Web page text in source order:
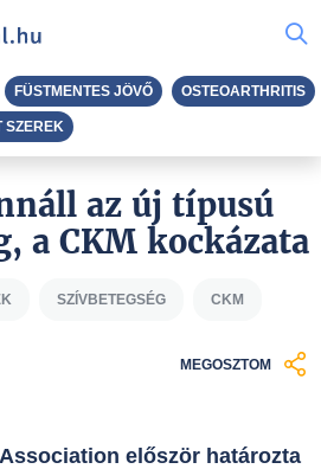
az új típusú
a CKM kockázata
SZÍVBETEGSÉG CKM
MEGOSZTOM
először határozta
FÜSTMENTES JÖVŐ OSTEOARTHRITIS
SZEREK